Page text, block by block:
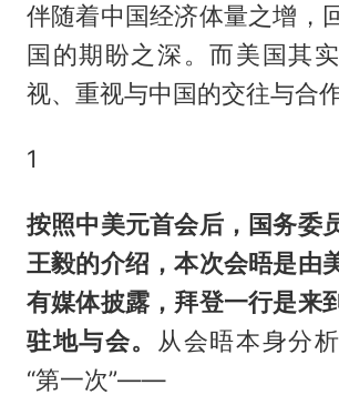
伴随着中国经济体量之增，
国的期盼之深。而美国其
视、重视与中国的交往与合作
1
按照中美元首会后，国务委
王毅的介绍，本次会晤是由
有媒体披露，拜登一行是来
驻地与会。
从会晤本身分
“第一次”——